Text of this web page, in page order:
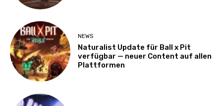
NEWS
Naturalist Update für Ball x Pit
verfügbar — neuer Content auf allen
Plattformen